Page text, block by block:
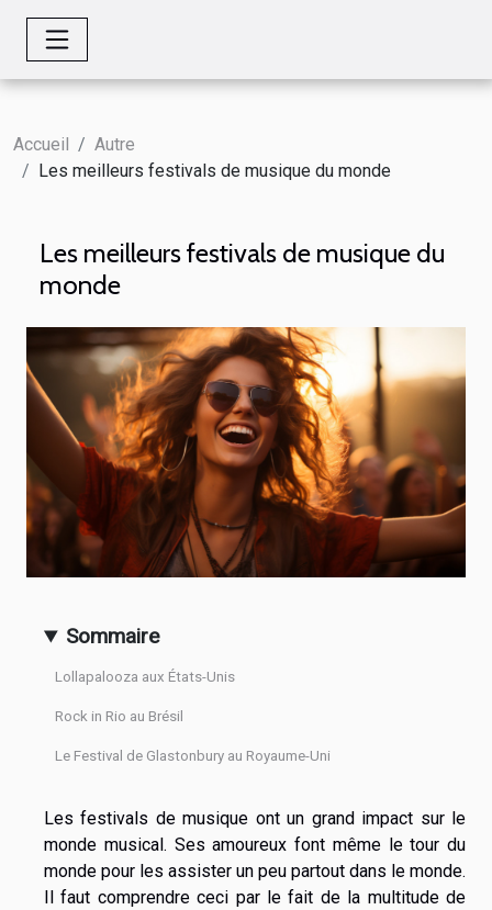
Accueil
Autre
Les meilleurs festivals de musique du monde
Les meilleurs festivals de musique du
monde
Sommaire
Lollapalooza aux États-Unis
Rock in Rio au Brésil
Le Festival de Glastonbury au Royaume-Uni
Les festivals de musique ont un grand impact sur le
monde musical. Ses amoureux font même le tour du
monde pour les assister un peu partout dans le monde.
Il faut comprendre ceci par le fait de la multitude de